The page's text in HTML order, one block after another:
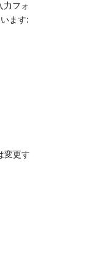
力フォ
ます:
変更す